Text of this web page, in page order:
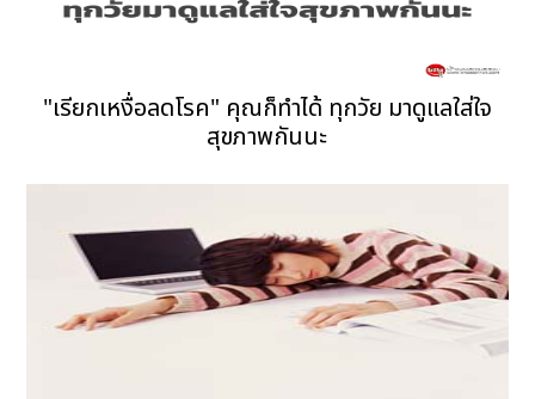
"เรียกเหงื่อลดโรค" คุณก็ทำได้ ทุกวัย มาดูแลใส่ใจ
สุขภาพกันนะ